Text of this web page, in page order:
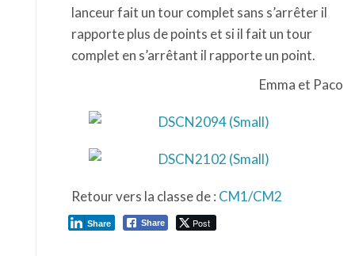
lanceur fait un tour complet sans s’arrêter il
rapporte plus de points et si il fait un tour
complet en s’arrêtant il rapporte un point.
Emma et Paco
Retour vers la classe de : CM1/CM2
Share Post
Share